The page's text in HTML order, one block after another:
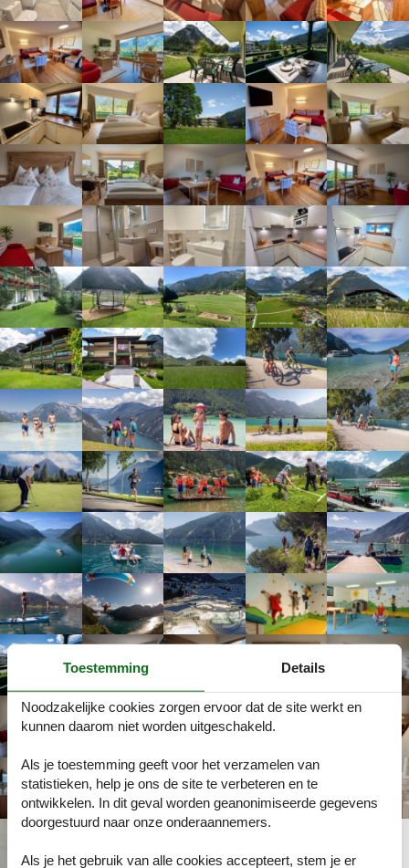
Toestemming Details
Noodzakelijke cookies zorgen ervoor dat de site werkt en
kunnen daarom niet worden uitgeschakeld.
Als je toestemming geeft voor het verzamelen van
statistieken, help je ons de site te verbeteren en te
ontwikkelen. In dit geval worden geanonimiseerde gegevens
doorgestuurd naar onze onderaannemers.
Als je het gebruik van alle cookies accepteert, stem je er